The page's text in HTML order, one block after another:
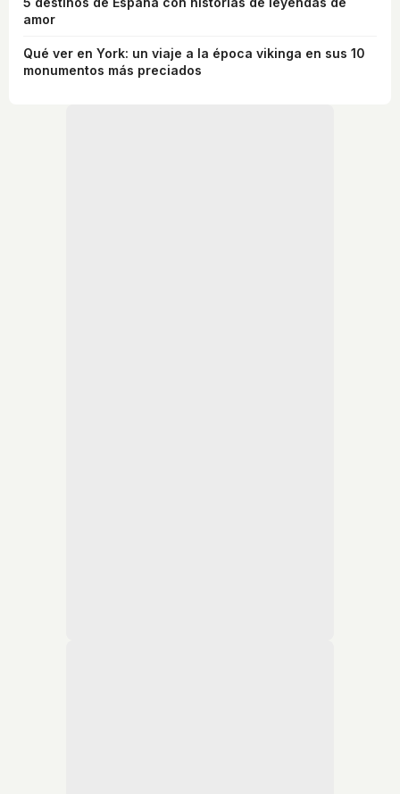
amor
Qué ver en York: un viaje a la época vikinga en sus 10
monumentos más preciados